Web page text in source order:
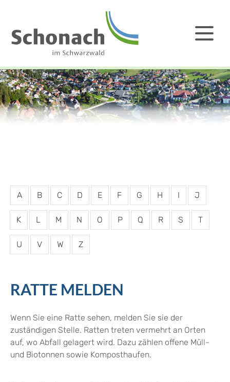
A B C D E F G H I J
K L M N O P Q R S T
U V W Z
RATTE MELDEN
Wenn Sie eine Ratte sehen, melden Sie sie der
zuständigen Stelle. Ratten treten vermehrt an Orten
auf, wo Abfall gelagert wird. Dazu zählen offene Müll-
und Biotonnen sowie Komposthaufen.